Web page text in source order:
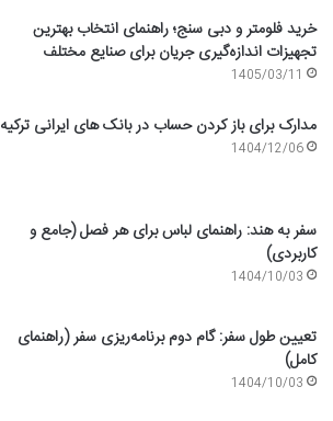
خرید فلومتر و دبی سنج؛ راهنمای انتخاب بهترین
تجهیزات اندازه‌گیری جریان برای صنایع مختلف
1405/03/11
مدارک برای باز کردن حساب در بانک های ایرانی ترکیه
1404/12/06
سفر به هند: راهنمای لباس برای هر فصل (جامع و
کاربردی)
1404/10/03
تعیین طول سفر: گام دوم برنامه‌ریزی سفر (راهنمای
کامل)
1404/10/03